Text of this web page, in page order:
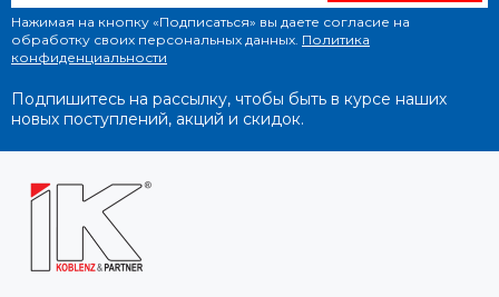
Нажимая на кнопку «Подписаться» вы даете согласие на
обработку своих персональных данных. Политика
конфиденциальности
Подпишитесь на рассылку, чтобы быть в курсе наших
новых поступлений, акций и скидок.